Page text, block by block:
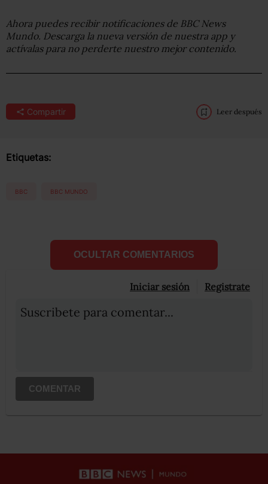
Ahora puedes recibir notificaciones de BBCNews
Mundo. Descarga la nueva versión de nuestra app y
actívalas para no perderte nuestro mejor contenido.
Compartir Leer después
Etiquetas:
BBC BBC MUNDO
OCULTAR COMENTARIOS
Iniciar sesión Registrate
Suscribete para comentar...
COMENTAR